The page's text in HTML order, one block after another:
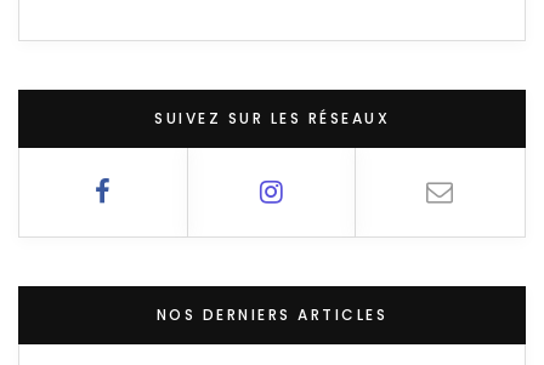
SUIVEZ SUR LES RÉSEAUX
NOS DERNIERS ARTICLES